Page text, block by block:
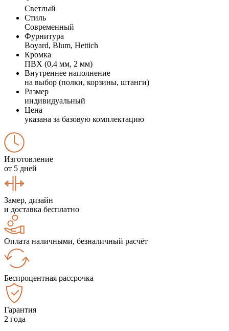
Светлый
Стиль
Современный
Фурнитура
Boyard, Blum, Hettich
Кромка
ПВХ (0,4 мм, 2 мм)
Внутреннее наполнение
на выбор (полки, корзины, штанги)
Размер
индивидуальный
Цена
указана за базовую комплектацию
Изготовление
от 5 дней
Замер, дизайн
и доставка бесплатно
Оплата наличными, безналичный расчёт
Беспроцентная рассрочка
Гарантия
2 года